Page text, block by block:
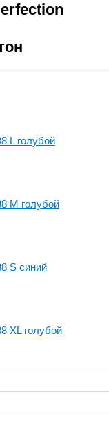
L голубой
M голубой
S синий
XL голубой